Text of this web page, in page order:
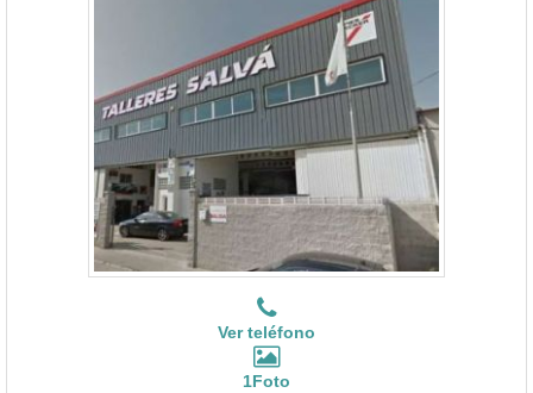
Ver teléfono
1Foto